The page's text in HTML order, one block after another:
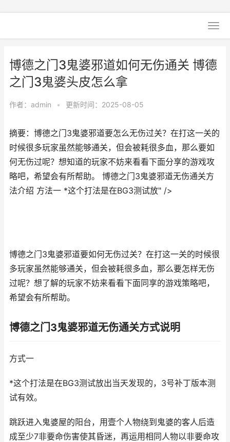
博德之门3鬼婆邪道如何无伤通关 博德
之门3鬼婆头皮怎么拿
作者： admin • 更新时间：2025-08-05
摘要：博德之门3鬼婆邪道要怎么无伤过关？在打这一关的
时候很多玩家虽然能够通关，但会被耗很多血，那么要如
何无伤过呢？想知道的玩家不妨来看看下面分享的游戏攻
略吧，希望会有所帮助。 博德之门3鬼婆邪道无伤通关方
法介绍 方法一 *这个打法是在BG3测试放" />
博德之门3鬼婆邪道要如何无伤过关？在打这一关的时候很
多玩家虽然能够通关，但会被耗很多血，那么要怎样无伤
过呢？想了解的玩家不妨来看看下面同享的游戏策略吧，
希望会有所帮助。
博德之门3鬼婆邪道无伤通关方式说明
方式一
*这个打法是在BG3测试放出当天发现的，3号补丁版本测
试有效。
跳跃进入鬼婆屋的阳台，用壹个人物绕到鬼婆的客人后造
成至少7非要命伤害使其昏迷，再运用相同人物以非要命攻